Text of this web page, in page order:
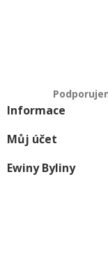
Informace
Můj účet
Ewiny Byliny